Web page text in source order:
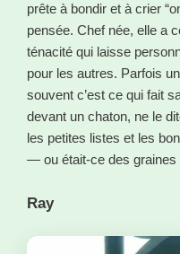
prête à bondir et à crier
pensée. Chef née, elle a
ténacité qui laisse
pour les autres. Parfois
souvent c’est ce qui fait
devant un chaton, ne le
les petites listes et les
— ou était-ce des
Ray